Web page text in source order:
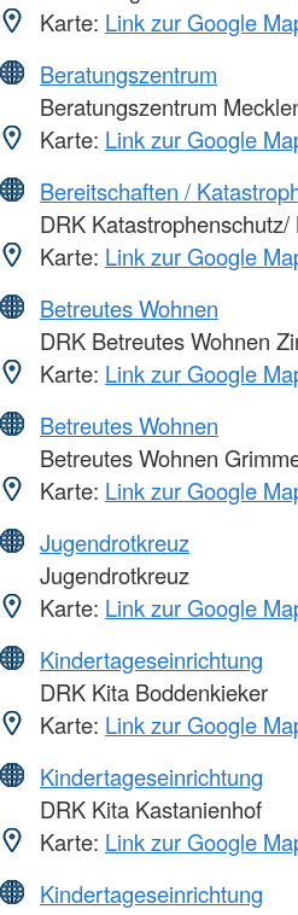
Karte: Link zur Google
Beratungszentrum
Beratungszentrum
Karte: Link zur Google
Bereitschaften /
DRK Katastrophenschutz/
Karte: Link zur Google
Betreutes Wohnen
DRK Betreutes Wohnen
Karte: Link zur Google
Betreutes Wohnen
Betreutes Wohnen
Karte: Link zur Google
Jugendrotkreuz
Jugendrotkreuz
Karte: Link zur Google
Kindertageseinrichtung
DRK Kita Boddenkieker
Karte: Link zur Google
Kindertageseinrichtung
DRK Kita Kastanienhof
Karte: Link zur Google
Kindertageseinrichtung